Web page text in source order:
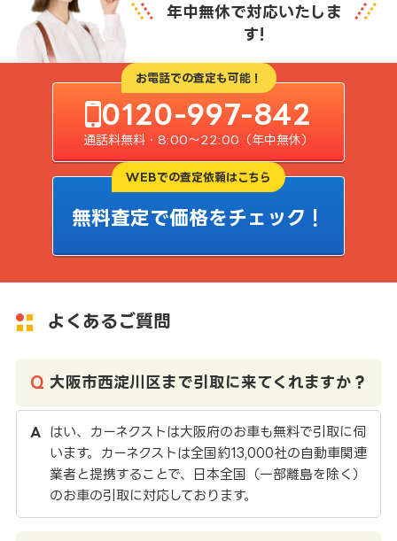
年中無休で対応いたしま
す!
お電話での査定も可能！
0120-997-842
通話料無料・8:00〜22:00（年中無休）
WEBでの査定依頼はこちら
無料査定で価格をチェック！
よくあるご質問
大阪市西淀川区まで引取に来てくれますか？
はい、カーネクストは大阪府のお車も無料で引取に伺
います。カーネクストは全国約13,000社の自動車関連
業者と提携することで、日本全国（一部離島を除く）
のお車の引取に対応しております。